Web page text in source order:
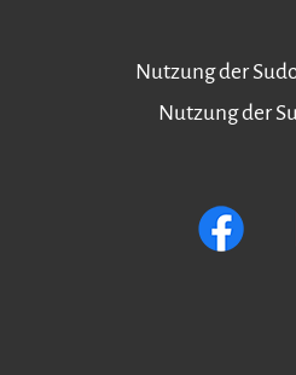
Nutzung der
Nutzung der